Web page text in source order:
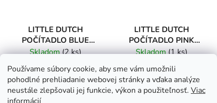
Používame súbory cookie, aby sme vám umožnili
pohodlné prehliadanie webovej stránky a vďaka analýze
neustále zlepšovali jej funkcie, výkon a použiteľnosť. Viac
LITTLE DUTCH
POČÍTADLO BLUE
NEW
Skladom(2 ks)
€18,10
LITTLE DUTCH
POČÍTADLO PINK
NEW
Skladom(1 ks)
€18,10